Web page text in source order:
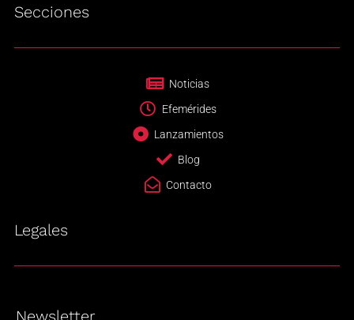
Secciones
Noticias
Efemérides
Lanzamientos
Blog
Contacto
Legales
Newsletter